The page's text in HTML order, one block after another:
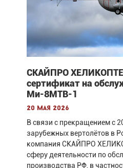
СКАЙПРО
сертификат на
Ми-8МТВ-1
20 мая 2026
В связи с прекращением с
зарубежных вертолётов в
компания СКАЙПРО
сферу деятельности по
производства РФ, в